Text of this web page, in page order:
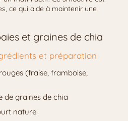
ce qui aide à maintenir une
et graines de chia
et préparation
(fraise, framboise,
de graines de chia
nature